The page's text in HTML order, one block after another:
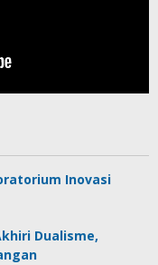
Inovasi
Dualisme,